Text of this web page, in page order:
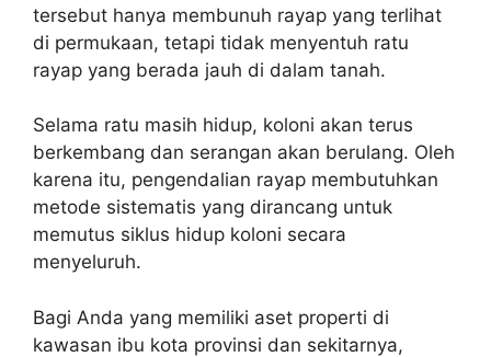
tersebut hanya membunuh rayap yang terlihat
di permukaan, tetapi tidak menyentuh ratu
rayap yang berada jauh di dalam tanah.
Selama ratu masih hidup, koloni akan terus
berkembang dan serangan akan berulang. Oleh
karena itu, pengendalian rayap membutuhkan
metode sistematis yang dirancang untuk
memutus siklus hidup koloni secara
menyeluruh.
Bagi Anda yang memiliki aset properti di
kawasan ibu kota provinsi dan sekitarnya,